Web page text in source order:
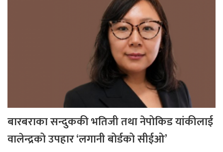
बारबराका सन्दुककी भतिजी तथा नेपोकिड यांकीलाई
वालेन्द्रको उपहार ‘लगानी बोर्डको सीईओ’